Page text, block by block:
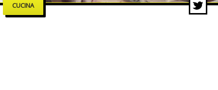
CUCINA